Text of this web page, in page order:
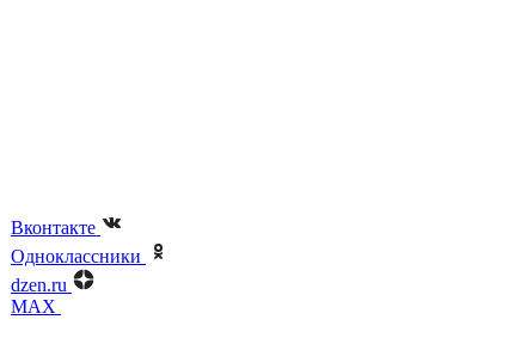
Вконтакте
Одноклассники
dzen.ru
MAX